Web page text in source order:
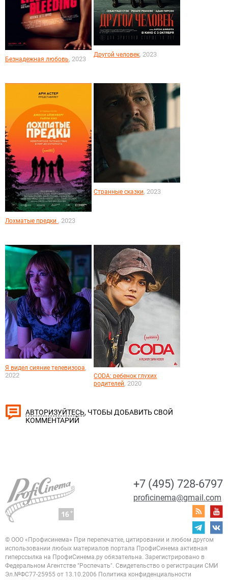
Безнадежная любовь, 2023
Другой человек, 2023
Лохматые предки , 2023
Странные сказки, 2023
Я видел сияние телевизора,
2022
CODA: ребенок глухих
родителей, 2020
АВТОРИЗУЙТЕСЬ, ЧТОБЫ ДОБАВИТЬ СВОЙ
КОММЕНТАРИЙ
+7 (495) 728-6797
proficinema@gmail.com
© ООО «Профисинема» При перепечатке, цитировании и любом другом
использовании любых материалов портала ПрофиСинема активная
гиперссылка на ПрофиСинема.ру обязательна. Зарегистрировано в
Федеральном Агентстве "Роспечать". Свидетельство о регистрации СМИ
Эл.№ФС77-25955 от 13.10.2006 Политика конфиденциальности